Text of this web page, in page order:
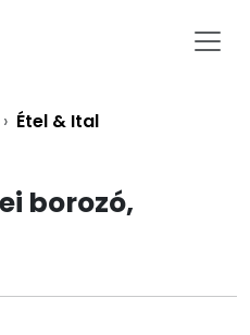
Étel & Ital
borozó,